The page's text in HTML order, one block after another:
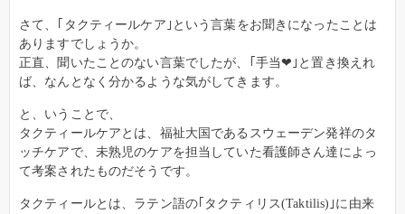
さて、｢タクティールケア｣という言葉をお聞きになったことは
ありますでしょうか。
正直、聞いたことのない言葉でしたが、｢手当❤｣と置き換えれ
ば、なんとなく分かるような気がしてきます。
と、いうことで、
タクティールケアとは、福祉大国であるスウェーデン発祥のタ
ッチケアで、未熟児のケアを担当していた看護師さん達によっ
て考案されたものだそうです。
タクティールとは、ラテン語の｢タクティリス(Taktilis)｣に由来